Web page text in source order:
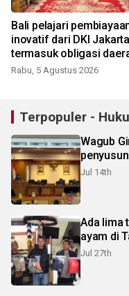
Bali pelajari
inovatif dari DKI
termasuk obligasi
Rabu, 5 Agustus 2026
Terpopuler -
Wagub
Jul 14th
Ada lima
ayam di
Jul 27th